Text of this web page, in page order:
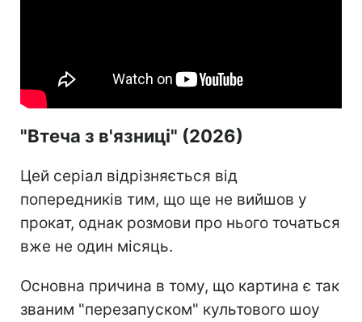
"Втеча з в'язниці" (2026)
Цей серіал відрізняється від
попередників тим, що ще не вийшов у
прокат, однак розмови про нього точаться
вже не один місяць.
Основна причина в тому, що картина є так
званим "перезапуском" культового шоу